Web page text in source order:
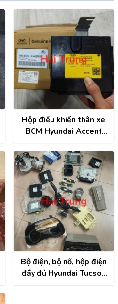
Hộp điều khiển thân xe
BCM Hyundai Accent
95400H6QM0
Bộ điện, bộ nổ, hộp điện
đầy đủ Hyundai Tucson